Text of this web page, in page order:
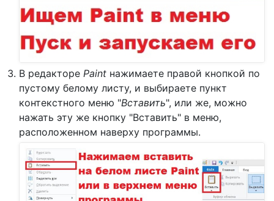
В редакторе Paint нажимаете правой кнопкой по
пустому белому листу, и выбираете пункт
контекстного меню "Вставить", или же, можно
нажать эту же кнопку "Вставить" в меню,
расположенном наверху программы.